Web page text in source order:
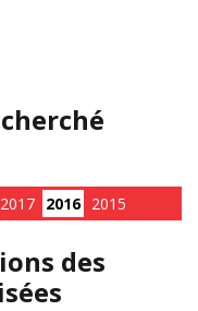
2017 2016 2015
des